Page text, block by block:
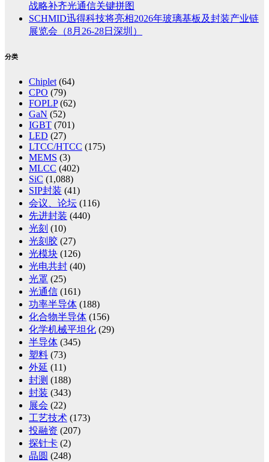
战略补齐光通信关键拼图
SCHMID迅得科技将亮相2026年玻璃基板及封装产业链
展览会（8月26-28日深圳）
分类
Chiplet (64)
CPO (79)
FOPLP(62)
GaN (52)
IGBT (701)
LED (27)
LTCC/HTCC (175)
MEMS (3)
MLCC (402)
SiC (1,088)
SIP封装 (41)
会议、论坛 (116)
先进封装 (440)
光刻 (10)
光刻胶 (27)
光模块 (126)
光电共封 (40)
光罩 (25)
光通信 (161)
功率半导体 (188)
化合物半导体 (156)
化学机械平坦化 (29)
半导体 (345)
塑料 (73)
外延 (11)
封测 (188)
封装 (343)
展会 (22)
工艺技术 (173)
投融资 (207)
探针卡 (2)
晶圆 (248)